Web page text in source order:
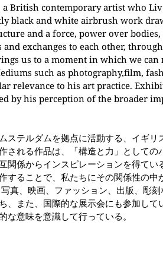
a British contemporary artist who
black and white airbrush work
and a force, power over
exchanges to each other,
us to a moment in which we
such as photography,film,
relevance to his art practice.
by his perception of the broader
ステルダムを拠点に活動する、イギ
される作品は、「構造と力」として
関係からインスピレーションを得て
することで、私たちにその関係性の
真、映画、ファッション、出版、彫
、また、国際的な展示会にも参加し
な意味を意識して行っている。